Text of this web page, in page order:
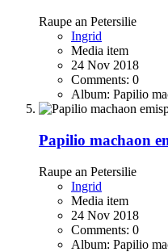
Raupe an Petersilie
Ingrid
Media item
24 Nov 2018
Comments: 0
Album: Papilio
Papilio machaon
Raupe an Petersilie
Ingrid
Media item
24 Nov 2018
Comments: 0
Album: Papilio